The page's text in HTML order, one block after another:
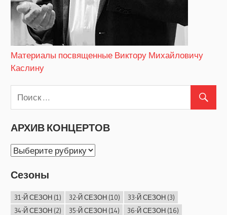
Материалы посвященные Виктору Михайловичу
Каслину
АРХИВ КОНЦЕРТОВ
АРХИВ
Сезоны
31-Й СЕЗОН(1) 32-Й СЕЗОН(10) 33-Й СЕЗОН(3)
34-Й СЕЗОН(2) 35-Й СЕЗОН(14) 36-Й СЕЗОН(16)